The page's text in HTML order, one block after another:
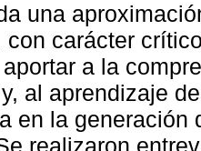
una
con carácter
a la
al aprendizaje
en la generación
realizaron